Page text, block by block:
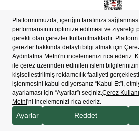
Bilgi Toplum